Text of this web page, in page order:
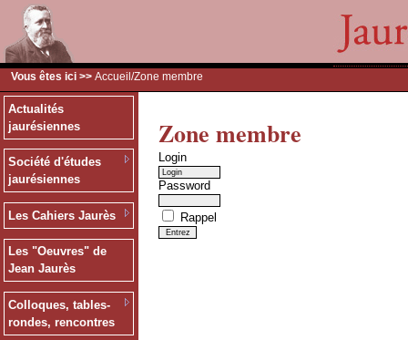
Vous êtes ici >> Accueil /Zone membre
Actualités
jaurésiennes
Société d'études
jaurésiennes
Les Cahiers Jaurès
Les "Oeuvres" de
Jean Jaurès
Colloques, tables-
rondes, rencontres
Zone membre
Login
Password
Rappel